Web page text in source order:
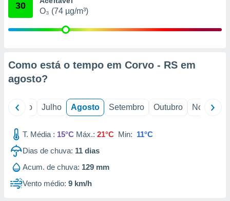
de
1199
30
O₃ (74 µg/m³)
Como está o tempo em Corvo - RS em
agosto?
Junho Julho Agosto Setembro Outubro Novembro
T. Média : 15°C Máx.: 21°C Min: 11°C
Dias de chuva: 11 dias
Acum. de chuva: 129 mm
Vento médio: 9 km/h